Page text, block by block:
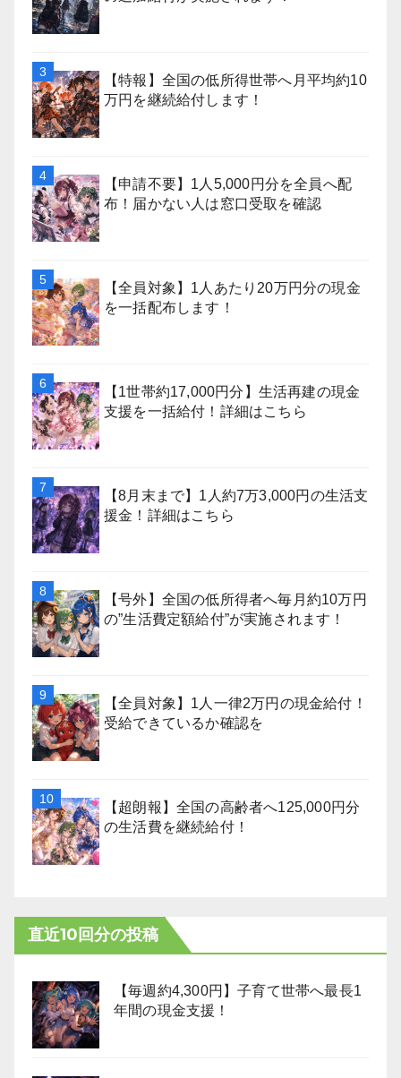
【特報】全国の低所得世帯へ月平均約10
万円を継続給付します！
【申請不要】1人5,000円分を全員へ配
布！届かない人は窓口受取を確認
【全員対象】1人あたり20万円分の現金
を一括配布します！
【1世帯約17,000円分】生活再建の現金
支援を一括給付！詳細はこちら
【8月末まで】1人約7万3,000円の生活支
援金！詳細はこちら
【号外】全国の低所得者へ毎月約10万円
の”生活費定額給付”が実施されます！
【全員対象】1人一律2万円の現金給付！
受給できているか確認を
【超朗報】全国の高齢者へ125,000円分
の生活費を継続給付！
直近10回分の投稿
【毎週約4,300円】子育て世帯へ最長1
年間の現金支援！